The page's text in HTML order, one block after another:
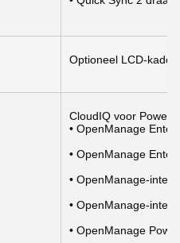
Optioneel LCD-
CloudIQ voor
• OpenManage
• OpenManage
• OpenManage-
• OpenManage-
• OpenManage